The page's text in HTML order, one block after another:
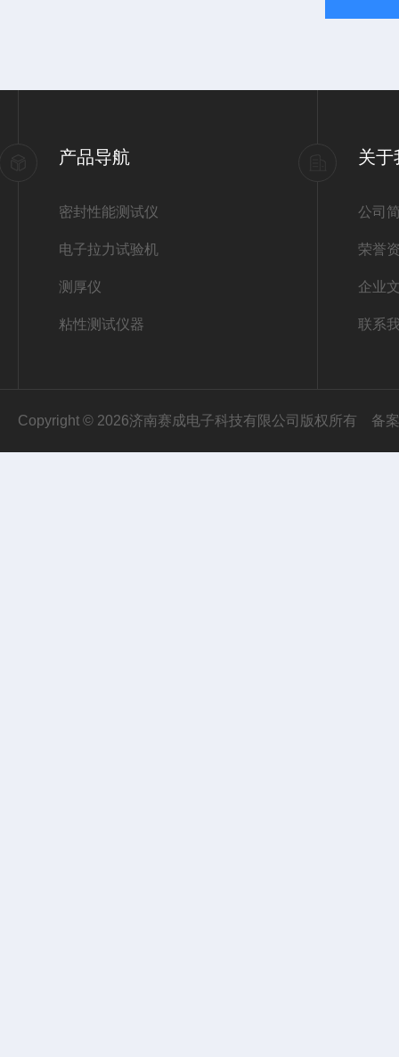
产品导航
密封性能测试仪
电子拉力试验机
测厚仪
粘性测试仪器
关于
公司
荣誉
企业
联系
Copyright © 2026济南赛成电子科技有限公司版权所有 备